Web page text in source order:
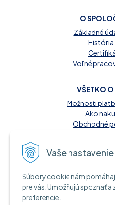
Vaše
Súbory cookie nám
pre vás. Umožňujú spoznať a
preferencie.
O
Základné
História
Voľné
VŠETKO O
Možnosti
Ako
Obchodné
MOŽNOSTI
A